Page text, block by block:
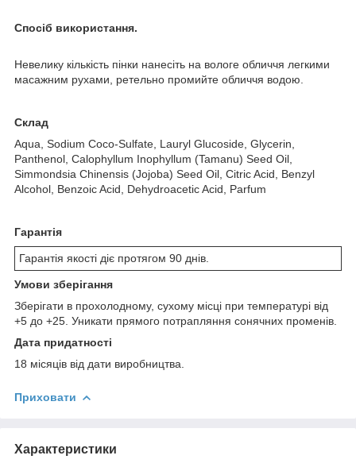
Спосіб використання.
Невелику кількість пінки нанесіть на вологе обличчя легкими
масажним рухами, ретельно промийте обличчя водою.
Склад
Aqua, Sodium Сoco-Sulfate, Lauryl Glucoside, Glycerin,
Panthenol, Calophyllum Inophyllum (Tamanu) Seed Oil,
Simmondsia Chinensis (Jojoba) Seed Oil, Citric Acid, Benzyl
Alcohol, Benzoic Acid, Dehydroacetic Acid, Parfum
Гарантія
Гарантія якості діє протягом 90 днів.
Умови зберігання
Зберігати в прохолодному, сухому місці при температурі від
+5 до +25. Уникати прямого потрапляння сонячних променів.
Дата придатності
18 місяців від дати виробництва.
Приховати
Характеристики